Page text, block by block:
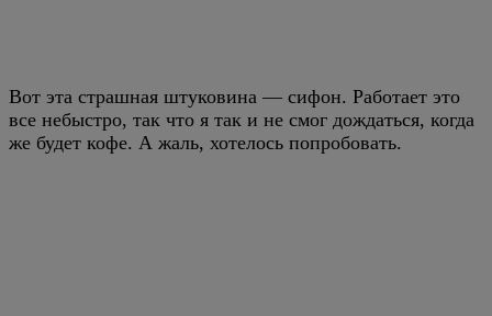
Вот эта страшная штуковина — сифон. Работает это
все небыстро, так что я так и не смог дождаться, когда
же будет кофе. А жаль, хотелось попробовать.